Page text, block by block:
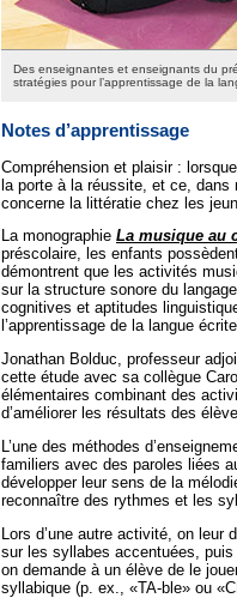
Des enseignantes et enseignants du
stratégies pour l’apprentissage de la
Notes d’apprentissage
Compréhension et plaisir :
la porte à la réussite, et ce, dans
concerne la littératie chez les
La monographie La musique au
préscolaire, les enfants
démontrent que les activités
sur la structure sonore du
cognitives et aptitudes
l’apprentissage de la langue
Jonathan Bolduc, professeur
cette étude avec sa collègue
élémentaires combinant des
d’améliorer les résultats des
L’une des méthodes
familiers avec des paroles liées
développer leur sens de la
reconnaître des rythmes et les
Lors d’une autre activité, on
sur les syllabes accentuées,
on demande à un élève de le
syllabique (p. ex., «TA-ble» ou